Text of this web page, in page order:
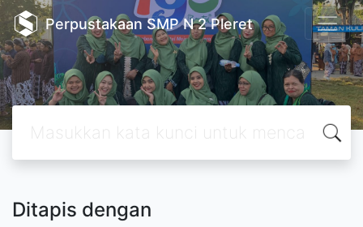
Perpustakaan SMP N 2 Pleret
Ditapis dengan